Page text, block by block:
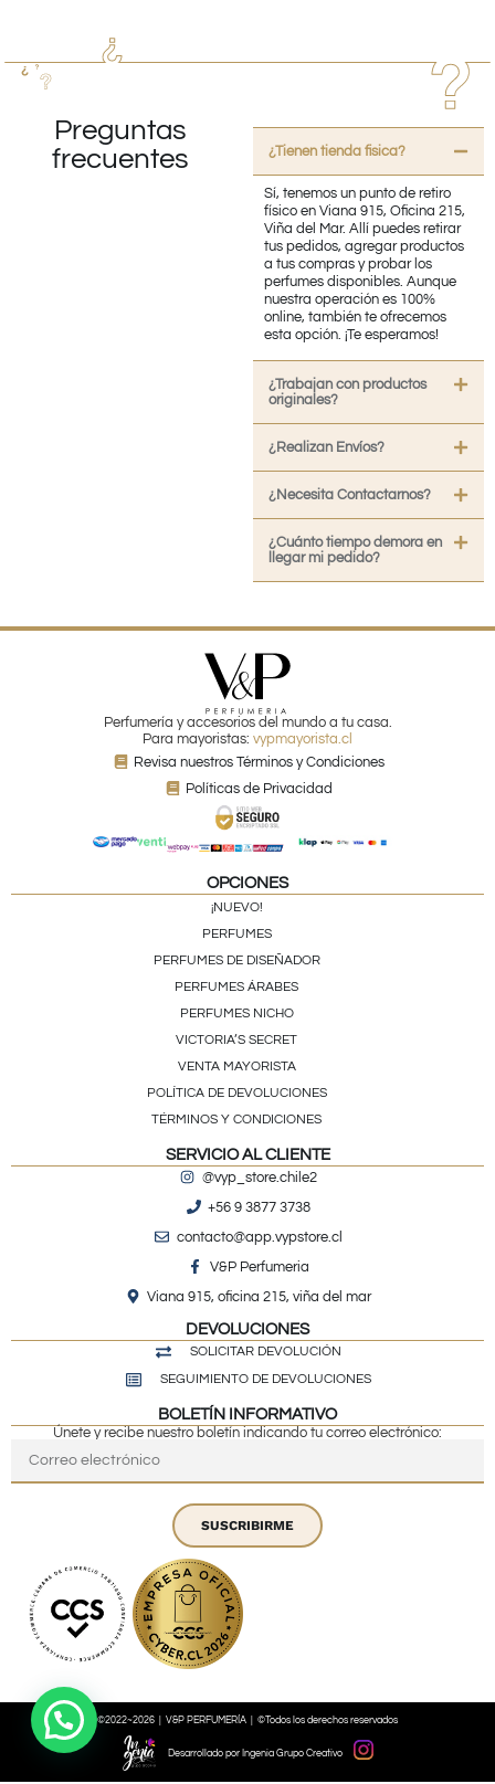
Preguntas
frecuentes
¿Tienen tienda fisica?
Sí, tenemos un punto de retiro
físico en Viana 915, Oficina 215,
Viña del Mar. Allí puedes retirar
tus pedidos, agregar productos
a tus compras y probar los
perfumes disponibles. Aunque
nuestra operación es 100%
online, también te ofrecemos
esta opción. ¡Te esperamos!
¿Trabajan con productos
originales?
¿Realizan Envíos?
¿Necesita Contactarnos?
¿Cuánto tiempo demora en
llegar mi pedido?
Perfumería y accesorios del mundo a tu casa.
Para mayoristas: vypmayorista.cl
Revisa nuestros Términos y Condiciones
Políticas de Privacidad
OPCIONES
¡NUEVO!
PERFUMES
PERFUMES DE DISEÑADOR
PERFUMES ÁRABES
PERFUMES NICHO
VICTORIA’S SECRET
VENTA MAYORISTA
POLÍTICA DE DEVOLUCIONES
TÉRMINOS Y CONDICIONES
SERVICIO AL CLIENTE
@vyp_store.chile2
+56 9 3877 3738
contacto@app.vypstore.cl
V&P Perfumeria
Viana 915, oficina 215, viña del mar
DEVOLUCIONES
SOLICITAR DEVOLUCIÓN
SEGUIMIENTO DE DEVOLUCIONES
BOLETÍN INFORMATIVO
Únete y recibe nuestro boletín indicando tu correo electrónico:
SUSCRIBIRME
©2022~2026 | V&P PERFUMERÍA | ©Todos los derechos reservados
Desarrollado por Ingenia Grupo Creativo